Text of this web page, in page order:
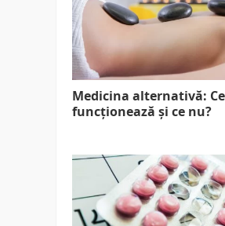
Medicina alternativă: Ce
funcționează și ce nu?